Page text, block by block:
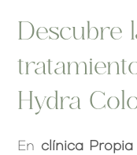
Descubre
Hydra
En clínica Propia